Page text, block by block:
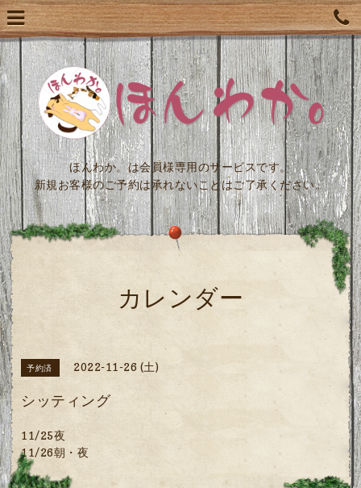
ほんわか。は会員様専用のサービスです。
新規お客様のご予約は承れないことはご了承ください。
カレンダー
予約済 2022-11-26 (土)
シッティング
11/25夜
11/26朝・夜